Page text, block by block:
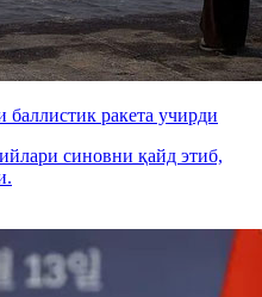
ракета учирди
синовни қайд этиб,